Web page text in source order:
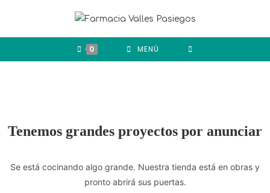
0 MENÚ
Tenemos grandes proyectos por anunciar
Se está cocinando algo grande. Nuestra tienda está en obras y
pronto abrirá sus puertas.